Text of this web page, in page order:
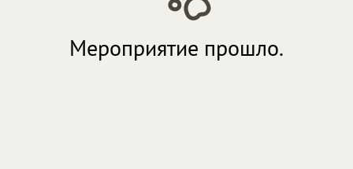
Мероприятие прошло.